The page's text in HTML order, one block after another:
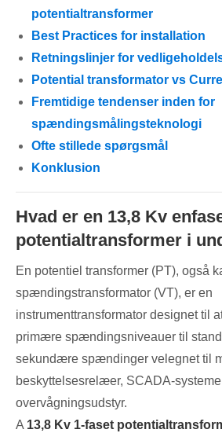
potentialtransformer
Best Practices for installation
Retningslinjer for
Potential transformator vs
Fremtidige tendenser inden for
spændingsmålingsteknologi
Ofte stillede spørgsmål
Konklusion
Hvad er en 13,8 Kv
potentialtransformer i
En potentiel transformer (PT), også
spændingstransformator (VT), er en
instrumenttransformator designet til
primære spændingsniveauer til
sekundære spændinger velegnet til
beskyttelsesrelæer, SCADA-
overvågningsudstyr.
A 13,8 Kv 1-faset